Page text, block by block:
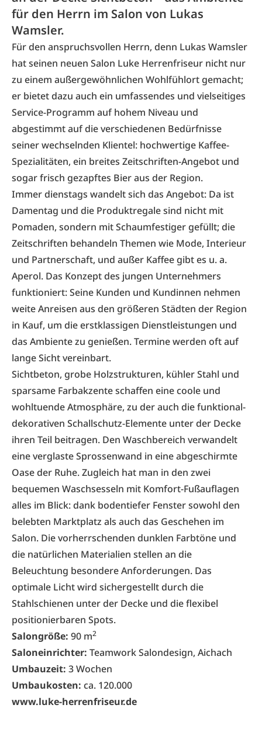
für den Herrn im Salon von Lukas
Wamsler.
Für den anspruchsvollen Herrn, denn Lukas Wamsler
hat seinen neuen Salon Luke Herrenfriseur nicht nur
zu einem außergewöhnlichen Wohlfühlort gemacht;
er bietet dazu auch ein umfassendes und vielseitiges
Service-Programm auf hohem Niveau und
abgestimmt auf die verschiedenen Bedürfnisse
seiner wechselnden Klientel: hochwertige Kaffee-
Spezialitäten, ein breites Zeitschriften-Angebot und
sogar frisch gezapftes Bier aus der Region.
Immer dienstags wandelt sich das Angebot: Da ist
Damentag und die Produktregale sind nicht mit
Pomaden, sondern mit Schaumfestiger gefüllt; die
Zeitschriften behandeln Themen wie Mode, Interieur
und Partnerschaft, und außer Kaffee gibt es u. a.
Aperol. Das Konzept des jungen Unternehmers
funktioniert: Seine Kunden und Kundinnen nehmen
weite Anreisen aus den größeren Städten der Region
in Kauf, um die erstklassigen Dienstleistungen und
das Ambiente zu genießen. Termine werden oft auf
lange Sicht vereinbart.
Sichtbeton, grobe Holzstrukturen, kühler Stahl und
sparsame Farbakzente schaffen eine coole und
wohltuende Atmosphäre, zu der auch die funktional-
dekorativen Schallschutz-Elemente unter der Decke
ihren Teil beitragen. Den Waschbereich verwandelt
eine verglaste Sprossenwand in eine abgeschirmte
Oase der Ruhe. Zugleich hat man in den zwei
bequemen Waschsesseln mit Komfort-Fußauflagen
alles im Blick: dank bodentiefer Fenster sowohl den
belebten Marktplatz als auch das Geschehen im
Salon. Die vorherrschenden dunklen Farbtöne und
die natürlichen Materialien stellen an die
Beleuchtung besondere Anforderungen. Das
optimale Licht wird sichergestellt durch die
Stahlschienen unter der Decke und die flexibel
positionierbaren Spots.
Salongröße: 90 m2
Saloneinrichter: Teamwork Salondesign, Aichach
Umbauzeit: 3 Wochen
Umbaukosten: ca. 120.000
www.luke-herrenfriseur.de